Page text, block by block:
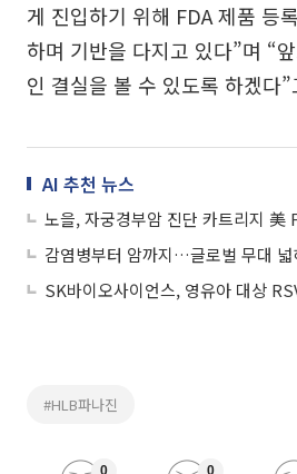
게 진입하기 위해 FDA 제품 등
하며 기반을 다지고 있다”며 “
인 결실을 볼 수 있도록 하겠다
AI 추천 뉴스
노을, 자궁경부암 진단 카트리지 美
감염병부터 암까지…글로벌 무대 넓
#HLB파나진
0 0